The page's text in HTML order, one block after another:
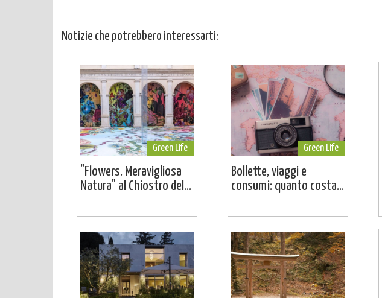
Notizie che potrebbero interessarti:
Green Life
"Flowers. Meravigliosa
Natura" al Chiostro del...
Green Life
Bollette, viaggi e
consumi: quanto costa...